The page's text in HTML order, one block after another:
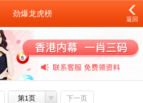
劲爆龙虎榜
返回
第1页 下一页